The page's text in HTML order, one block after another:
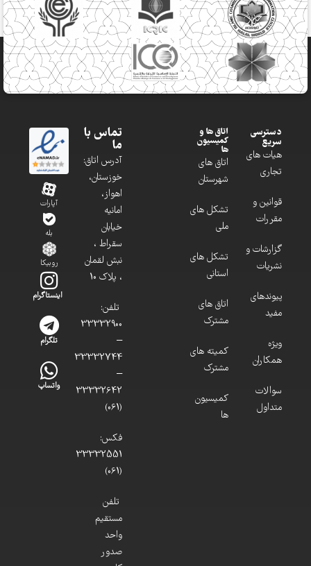
دسترسی
سریع
هیات های
تجاری
قوانین و
مقررات
گزارشات و
نشریات
پیوندهای
مفید
ویژه
همکاران
سوالات
متداول
اتاق ها و
کمیسیون
ها
اتاق های
شهرستان
تشکل های
ملی
تشکل های
استانی
اتاق های
مشترک
کمیته های
مشترک
کمیسیون
ها
تماس با
ما
آدرس اتاق:
خوزستان،
اهواز،
امانیه
خیابان
سقراط ،
نبش لقمان
، پلاک 10
تلفن:
33332900
–
33332744
–
33332642
(061)
فکس:
33332551
(061)
تلفن
مستقیم
واحد
صدور
آپارات
بله
روبیکا
اینستاگرام
تلگرام
واتساپ